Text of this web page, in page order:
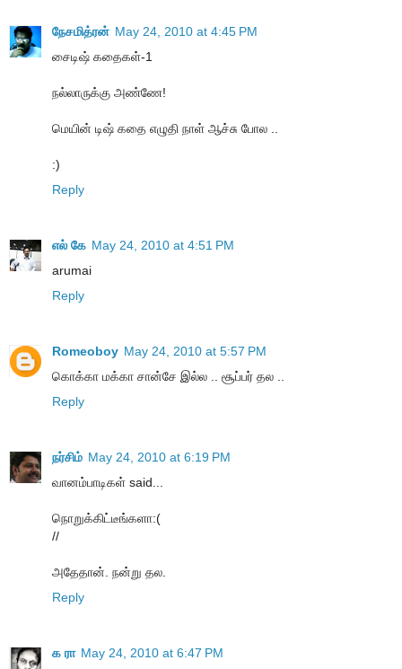
நேசமித்ரன் May 24, 2010 at 4:45 PM
சைடிஷ் கதைகள்-1
நல்லாருக்கு அண்ணே!
மெயின் டிஷ் கதை எழுதி நாள் ஆச்சு போல ..
:)
Reply
எல் கே May 24, 2010 at 4:51 PM
arumai
Reply
Romeoboy May 24, 2010 at 5:57 PM
கொக்கா மக்கா சான்சே இல்ல .. சூப்பர் தல ..
Reply
நர்சிம் May 24, 2010 at 6:19 PM
வானம்பாடிகள் said...
நொறுக்கிட்டீங்களா:(
//
அதேதான். நன்று தல.
Reply
க ரா May 24, 2010 at 6:47 PM